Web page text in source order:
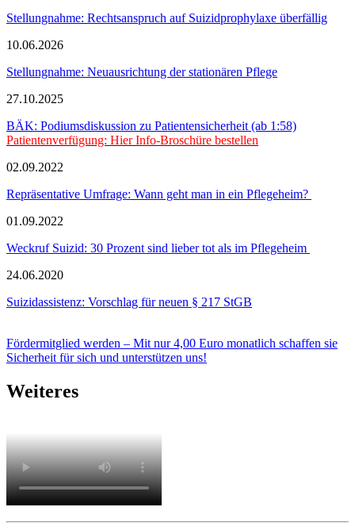
Stellungnahme: Rechtsanspruch auf Suizidprophylaxe überfällig
10.06.2026
Stellungnahme: Neuausrichtung der stationären Pflege
27.10.2025
BÄK: Podiumsdiskussion zu Patientensicherheit (ab 1:58)
Patientenverfügung: Hier Info-Broschüre bestellen
02.09.2022
Repräsentative Umfrage: Wann geht man in ein Pflegeheim?
01.09.2022
Weckruf Suizid: 30 Prozent sind lieber tot als im Pflegeheim
24.06.2020
Suizidassistenz: Vorschlag für neuen § 217 StGB
Fördermitglied werden – Mit nur 4,00 Euro monatlich schaffen sie
Sicherheit für sich und unterstützen uns!
Weiteres